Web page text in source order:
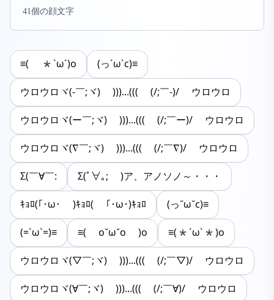
41個の顔文字
≡( *`ω´)o (っ´ω`c)≡
ウロウロヾ(-￣;ヾ) )))...((( (/;￣-)/ ウロウロ
ウロウロヾ(ー￣;ヾ) )))...((( (/;￣ー)/ ウロウロ
ウロウロヾ(∇￣;ヾ) )))...((( (/;￣∇)/ ウロウロ
Σ(￣∀￣: Σ(ﾟ∀｡; )ア、アノソノ～・・・
ｷｮﾛ(｢･ω･ )ｷｮﾛ( ｢･ω･)ｷｮﾛ (っ˘ω˘c)≡
(=´ω`=)≡ ≡( o˘ω˘o )o ≡(*´ω`*)o
ウロウロヾ(▽￣;ヾ) )))...((( (/;￣▽)/ ウロウロ
ウロウロヾ(∀￣;ヾ) )))...((( (/;￣∀)/ ウロウロ